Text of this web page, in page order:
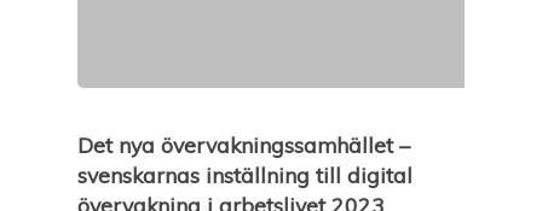
Det nya övervakningssamhället –
svenskarnas inställning till digital
övervakning i arbetslivet 2023